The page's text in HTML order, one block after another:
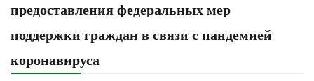
предоставления федеральных мер
поддержки граждан в связи с пандемией
коронавируса